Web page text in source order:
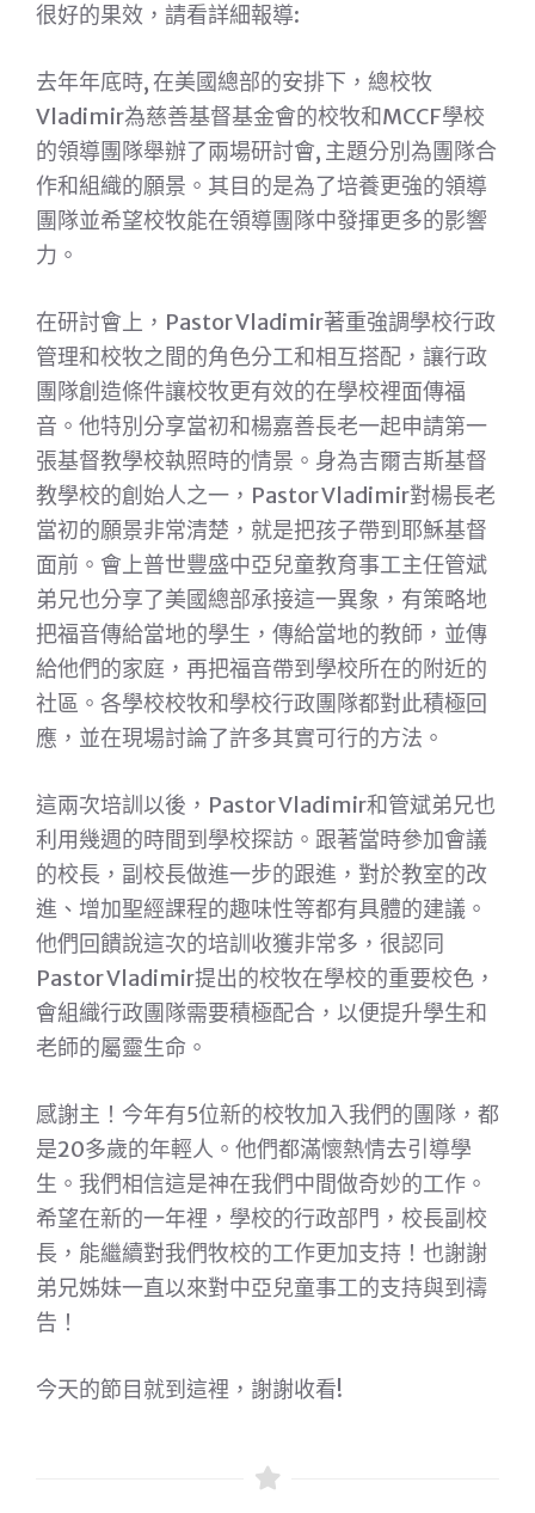
很好的果效，請看詳細報導:
去年年底時, 在美國總部的安排下，總校牧
Vladimir為慈善基督基金會的校牧和MCCF學校
的領導團隊舉辦了兩場研討會, 主題分別為團隊合
作和組織的願景。其目的是為了培養更強的領導
團隊並希望校牧能在領導團隊中發揮更多的影響
力。
在研討會上，Pastor Vladimir著重強調學校行政
管理和校牧之間的角色分工和相互搭配，讓行政
團隊創造條件讓校牧更有效的在學校裡面傳福
音。他特別分享當初和楊嘉善長老一起申請第一
張基督教學校執照時的情景。身為吉爾吉斯基督
教學校的創始人之一，Pastor Vladimir對楊長老
當初的願景非常清楚，就是把孩子帶到耶穌基督
面前。會上普世豐盛中亞兒童教育事工主任管斌
弟兄也分享了美國總部承接這一異象，有策略地
把福音傳給當地的學生，傳給當地的教師，並傳
給他們的家庭，再把福音帶到學校所在的附近的
社區。各學校校牧和學校行政團隊都對此積極回
應，並在現場討論了許多其實可行的方法。
這兩次培訓以後，Pastor Vladimir和管斌弟兄也
利用幾週的時間到學校探訪。跟著當時參加會議
的校長，副校長做進一步的跟進，對於教室的改
進、增加聖經課程的趣味性等都有具體的建議。
他們回饋說這次的培訓收獲非常多，很認同
Pastor Vladimir提出的校牧在學校的重要校色，
會組織行政團隊需要積極配合，以便提升學生和
老師的屬靈生命。
感謝主！今年有5位新的校牧加入我們的團隊，都
是20多歲的年輕人。他們都滿懷熱情去引導學
生。我們相信這是神在我們中間做奇妙的工作。
希望在新的一年裡，學校的行政部門，校長副校
長，能繼續對我們牧校的工作更加支持！也謝謝
弟兄姊妹一直以來對中亞兒童事工的支持與到禱
告！
今天的節目就到這裡，謝謝收看!